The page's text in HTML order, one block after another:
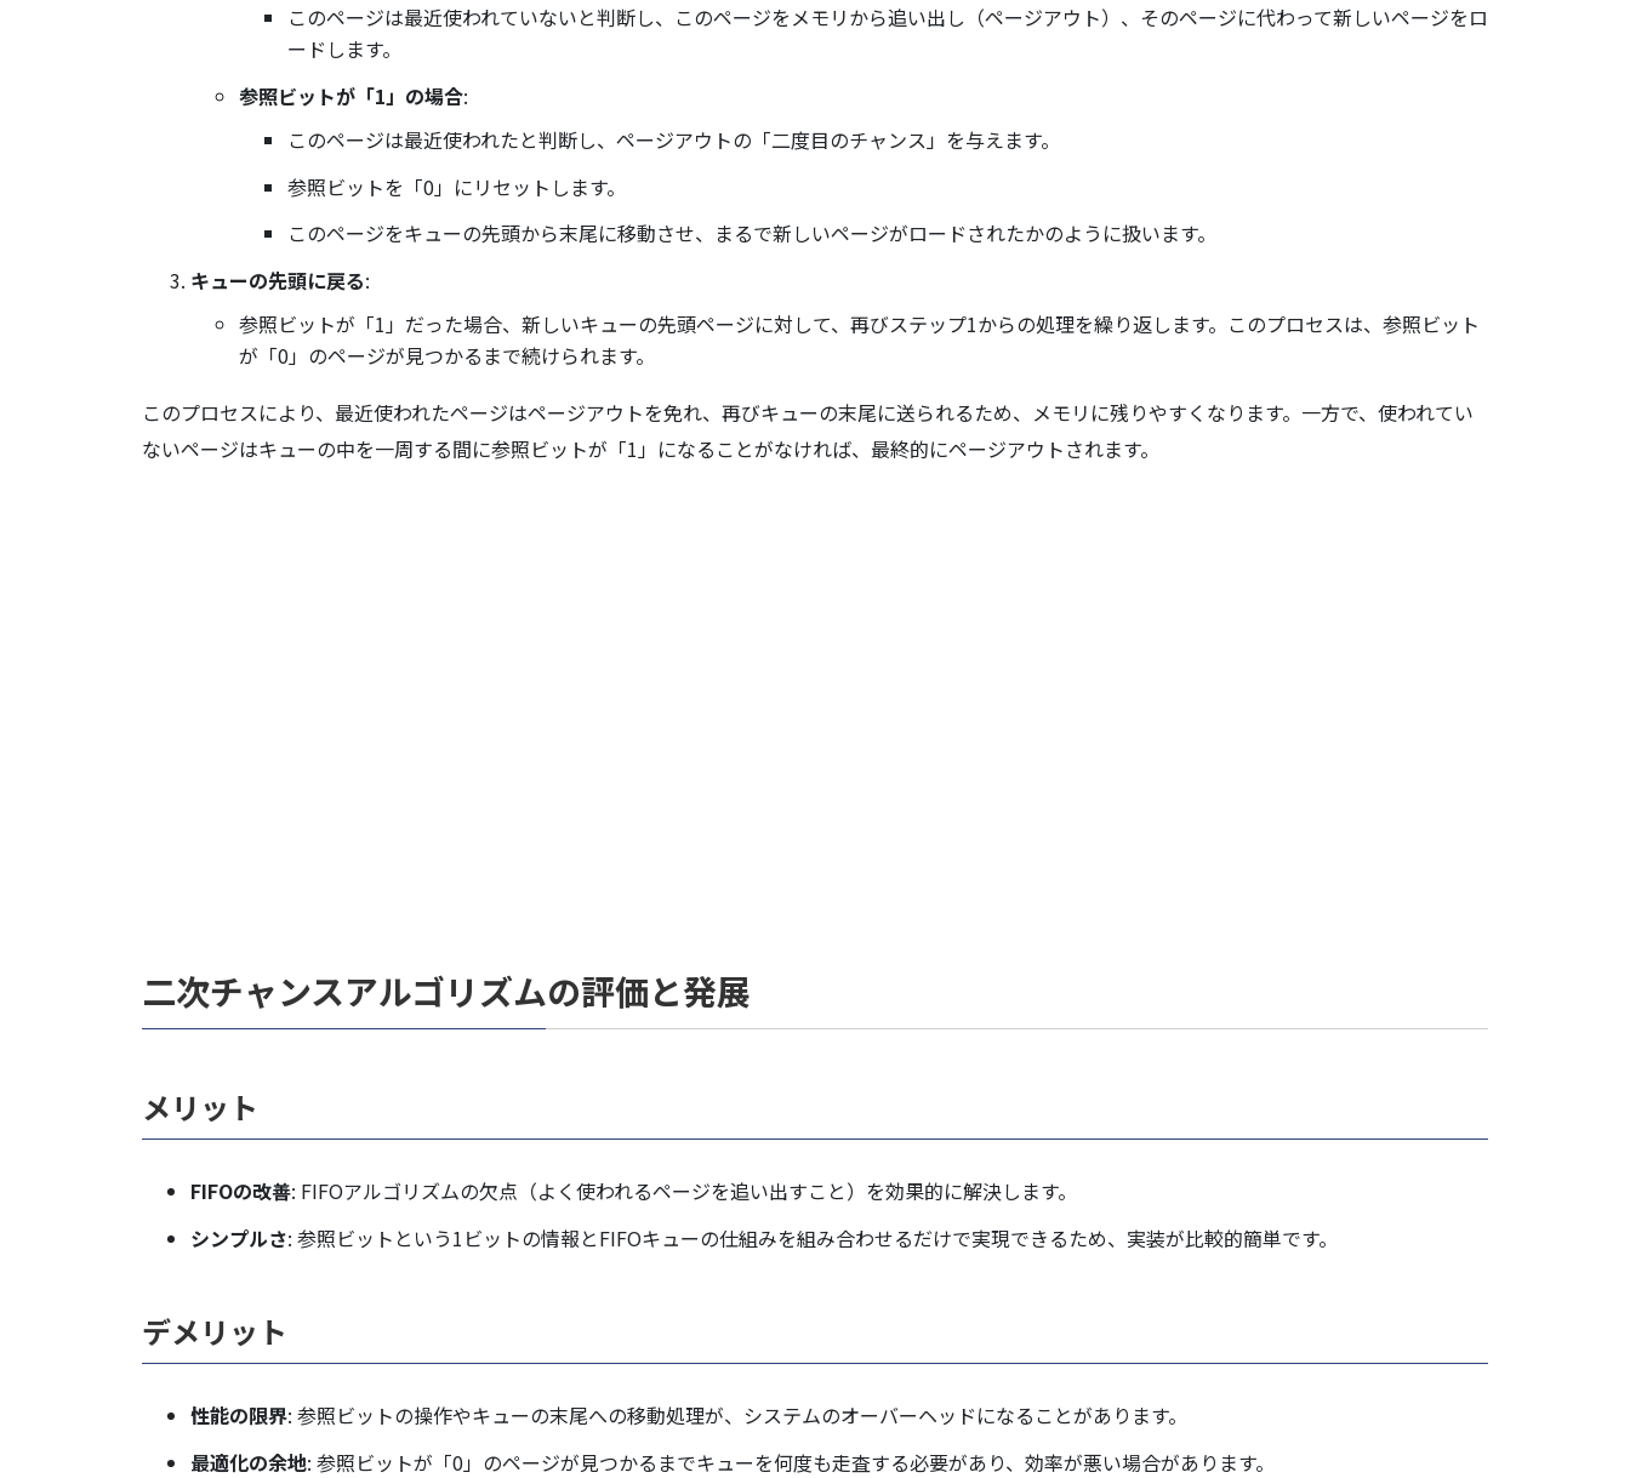
このページは最近使われていないと判断し、このページをメモリから追い出し（ページアウト）、そのページに代わって新しいページをロ
ードします。
参照ビットが「1」の場合:
このページは最近使われたと判断し、ページアウトの「二度目のチャンス」を与えます。
参照ビットを「0」にリセットします。
このページをキューの先頭から末尾に移動させ、まるで新しいページがロードされたかのように扱います。
キューの先頭に戻る:
参照ビットが「1」だった場合、新しいキューの先頭ページに対して、再びステップ1からの処理を繰り返します。このプロセスは、参照ビット
が「0」のページが見つかるまで続けられます。
このプロセスにより、最近使われたページはページアウトを免れ、再びキューの末尾に送られるため、メモリに残りやすくなります。一方で、使われてい
ないページはキューの中を一周する間に参照ビットが「1」になることがなければ、最終的にページアウトされます。
二次チャンスアルゴリズムの評価と発展
メリット
FIFOの改善: FIFOアルゴリズムの欠点（よく使われるページを追い出すこと）を効果的に解決します。
シンプルさ: 参照ビットという1ビットの情報とFIFOキューの仕組みを組み合わせるだけで実現できるため、実装が比較的簡単です。
デメリット
性能の限界: 参照ビットの操作やキューの末尾への移動処理が、システムのオーバーヘッドになることがあります。
最適化の余地: 参照ビットが「0」のページが見つかるまでキューを何度も走査する必要があり、効率が悪い場合があります。